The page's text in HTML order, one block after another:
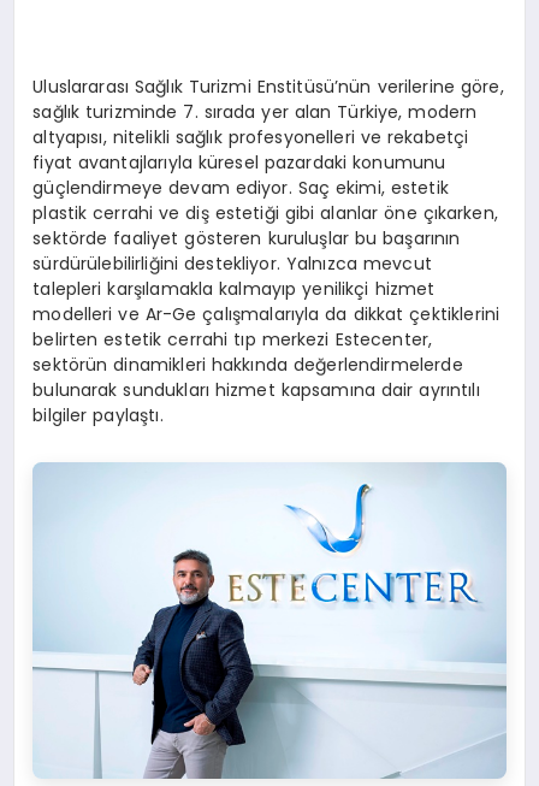
Uluslararası Sağlık Turizmi Enstitüsü’nün verilerine göre,
sağlık turizminde 7. sırada yer alan Türkiye, modern
altyapısı, nitelikli sağlık profesyonelleri ve rekabetçi
fiyat avantajlarıyla küresel pazardaki konumunu
güçlendirmeye devam ediyor. Saç ekimi, estetik
plastik cerrahi ve diş estetiği gibi alanlar öne çıkarken,
sektörde faaliyet gösteren kuruluşlar bu başarının
sürdürülebilirliğini destekliyor. Yalnızca mevcut
talepleri karşılamakla kalmayıp yenilikçi hizmet
modelleri ve Ar-Ge çalışmalarıyla da dikkat çektiklerini
belirten estetik cerrahi tıp merkezi Estecenter,
sektörün dinamikleri hakkında değerlendirmelerde
bulunarak sundukları hizmet kapsamına dair ayrıntılı
bilgiler paylaştı.